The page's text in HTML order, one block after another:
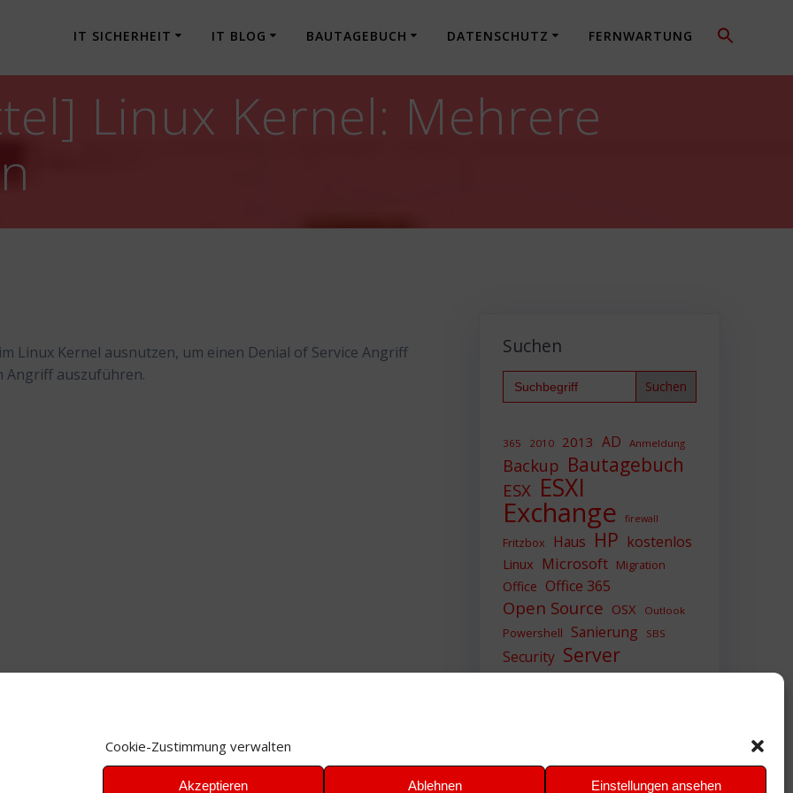
Cookie-Zustimmung verwalten
Akzeptieren Ablehnen Einstellungen ansehen
IT SICHERHEIT IT BLOG BAUTAGEBUCH DATENSCHUTZ FERNWARTUNG
Linux Kernel: Mehrere
Linux Kernel ausnutzen, um einen Denial of Service Angriff
Angriff auszuführen.
Suchen
Search
for:
365 2010 2013 AD Anmeldung
Backup Bautagebuch
ESX ESXI
Exchange firewall
Fritzbox Haus HP kostenlos
Linux Microsoft Migration
Office Office 365
Open Source OSX Outlook
Powershell Sanierung SBS
Security Server
Sicherheit SIEM
VMWare VPN WAZUH